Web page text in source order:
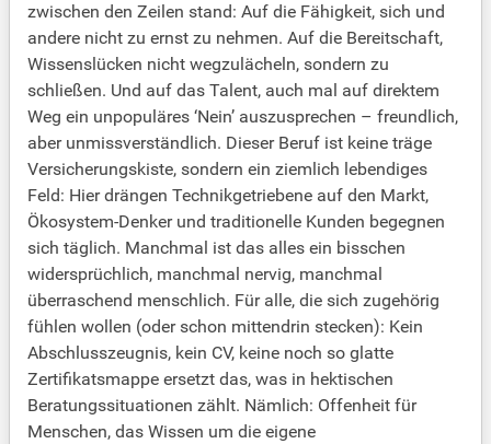
zwischen den Zeilen stand: Auf die Fähigkeit, sich und
andere nicht zu ernst zu nehmen. Auf die Bereitschaft,
Wissenslücken nicht wegzulächeln, sondern zu
schließen. Und auf das Talent, auch mal auf direktem
Weg ein unpopuläres ‘Nein’ auszusprechen – freundlich,
aber unmissverständlich. Dieser Beruf ist keine träge
Versicherungskiste, sondern ein ziemlich lebendiges
Feld: Hier drängen Technikgetriebene auf den Markt,
Ökosystem-Denker und traditionelle Kunden begegnen
sich täglich. Manchmal ist das alles ein bisschen
widersprüchlich, manchmal nervig, manchmal
überraschend menschlich. Für alle, die sich zugehörig
fühlen wollen (oder schon mittendrin stecken): Kein
Abschlusszeugnis, kein CV, keine noch so glatte
Zertifikatsmappe ersetzt das, was in hektischen
Beratungssituationen zählt. Nämlich: Offenheit für
Menschen, das Wissen um die eigene